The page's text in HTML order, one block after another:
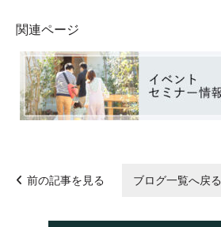
関連ページ
前の記事を見る ブログ一覧へ戻る